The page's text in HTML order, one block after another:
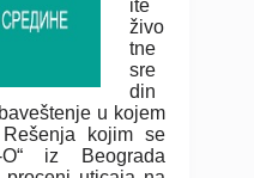
ite
živo
tne
sre
din
u kojem
kojim se
O“ iz Beograda